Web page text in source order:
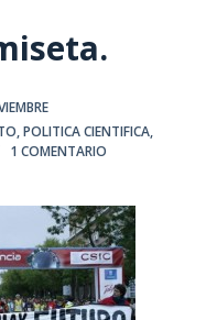
,POLITICA CIENTIFICA,
1 COMENTARIO